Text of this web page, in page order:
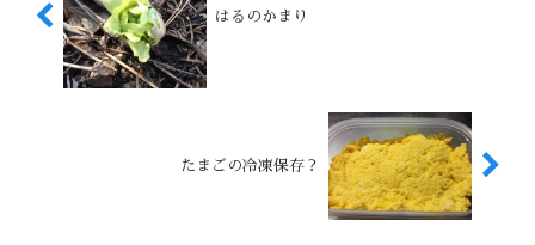
はるのかまり
たまごの冷凍保存？